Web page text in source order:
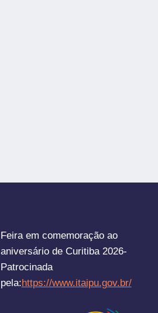
Feira em comemoração ao
aniversário de Curitiba 2026-
Patrocinada
pela:https://www.itaipu.gov.br/